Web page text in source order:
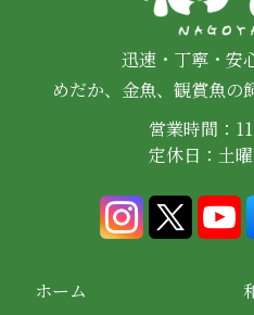
迅速・丁寧・安
めだか、金魚、観賞魚の
営業時間：
定休日：土
ホーム